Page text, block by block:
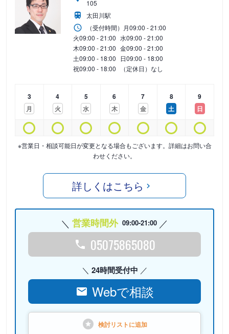
105
太田川駅
（受付時間） 月09:00 - 21:00
火09:00 - 21:00 水09:00 - 21:00
木09:00 - 21:00 金09:00 - 21:00
土09:00 - 18:00 日09:00 - 18:00
祝09:00 - 18:00 （定休日）なし
3
月
4
火
5
水
6
木
7
金
8
土
9
日
※営業日・相談可能日が変更となる場合もございます。詳細はお問い合
わせください。
詳しくはこちら
営業時間外 09:00-21:00
05075865080
24時間受付中
Webで相談
検討リストに追加